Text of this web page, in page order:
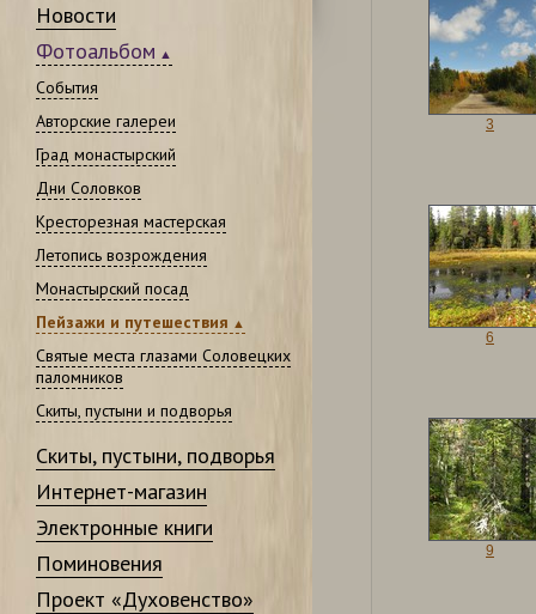
Новости
Фотоальбом
События
Авторские галереи
Град монастырский
Дни Соловков
Кресторезная мастерская
Летопись возрождения
Монастырский посад
Пейзажи и путешествия
Святые места глазами Соловецких
паломников
Скиты, пустыни и подворья
Скиты, пустыни, подворья
Интернет-магазин
Электронные книги
Поминовения
Проект «Духовенство»
3
6
9